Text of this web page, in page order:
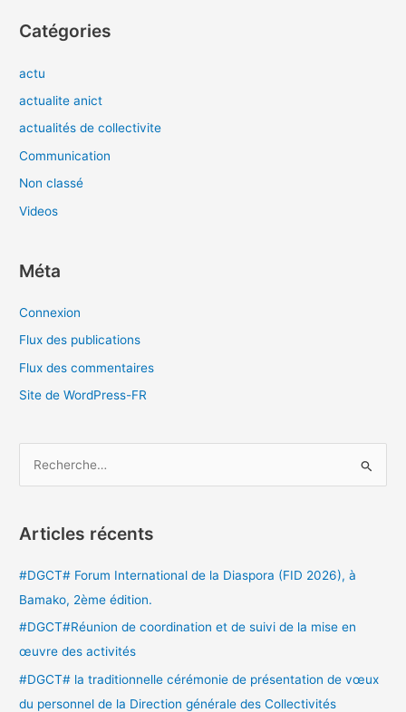
Catégories
actu
actualite anict
actualités de collectivite
Communication
Non classé
Videos
Méta
Connexion
Flux des publications
Flux des commentaires
Site de WordPress-FR
h
r
Articles récents
#DGCT# Forum International de la Diaspora (FID 2026), à
Bamako, 2ème édition.
#DGCT#Réunion de coordination et de suivi de la mise en
œuvre des activités
#DGCT# la traditionnelle cérémonie de présentation de vœux
du personnel de la Direction générale des Collectivités